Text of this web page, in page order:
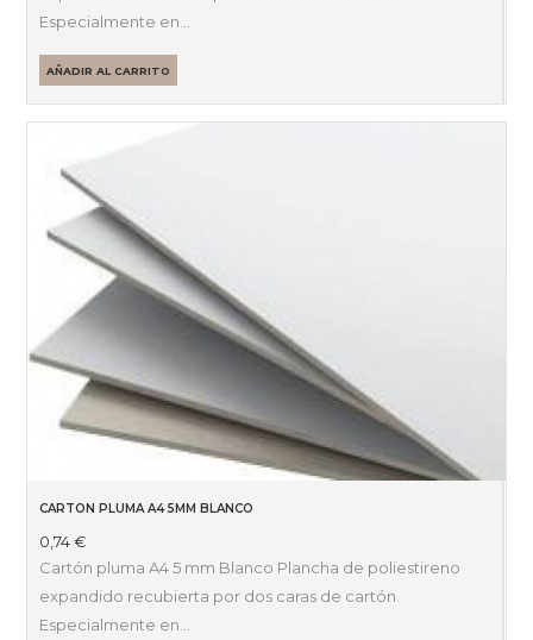
Especialmente en…
AÑADIR AL CARRITO
CARTON PLUMA A4 5MM BLANCO
0,74€
Cartón pluma A4 5 mm Blanco Plancha de poliestireno
expandido recubierta por dos caras de cartón.
Especialmente en…